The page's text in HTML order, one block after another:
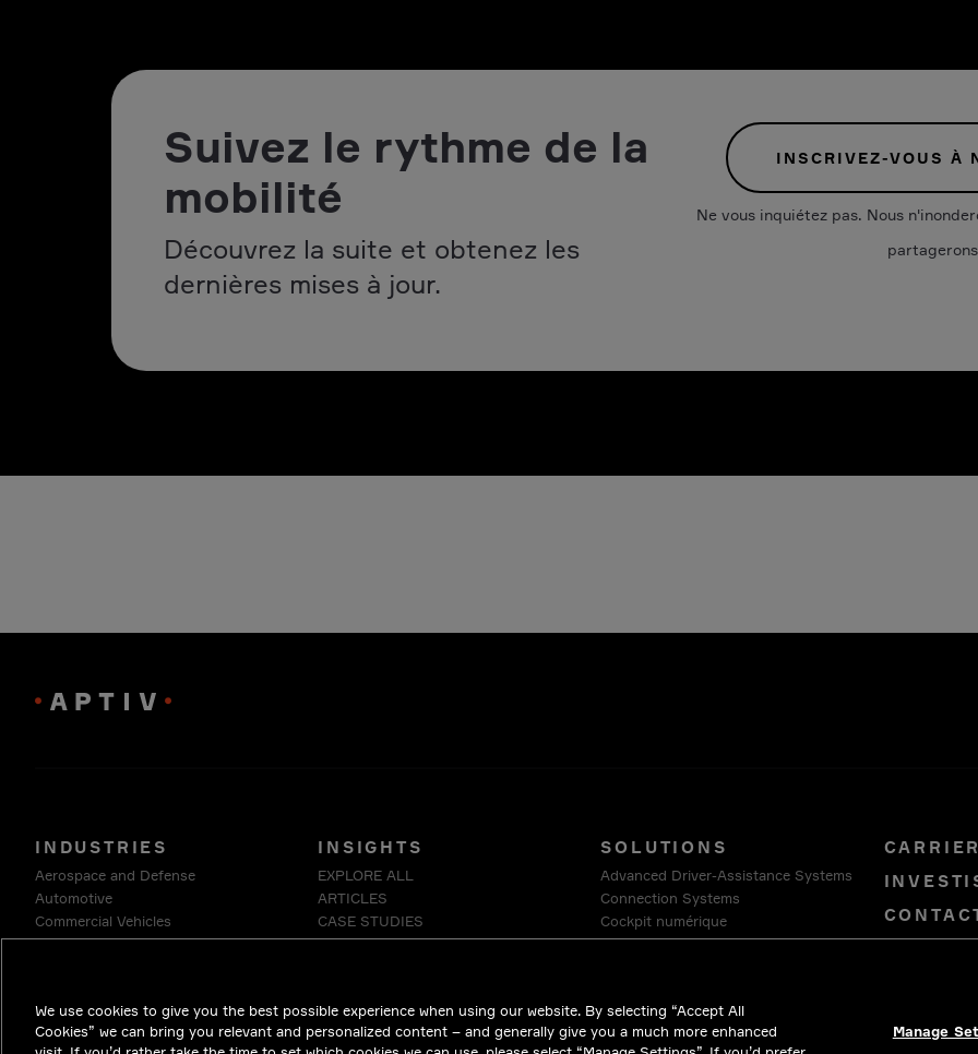
Suivez le rythme de la
mobilité
Découvrez la suite et obtenez les
dernières mises à jour.
INSCRIVEZ-VOUS À
Ne vous inquiétez pas. Nous
INDUSTRIES
Aerospace and Defense
Automotive
Commercial Vehicles
Energy
Medical
Telecommunications
INSIGHTS
EXPLORE ALL
ARTICLES
CASE STUDIES
INSIDE EDGE
SOLUTIONS
Advanced Driver-Assistance Systems
Connection Systems
Cockpit numérique
Smart Vehicle Architecture
Intercable Automotive Solutions
Winchester Interconnect
We use cookies to give you the best possible experience when using our website. By selecting “Accept All
Cookies” we can bring you relevant and personalized content – and generally give you a much more enhanced
Manage